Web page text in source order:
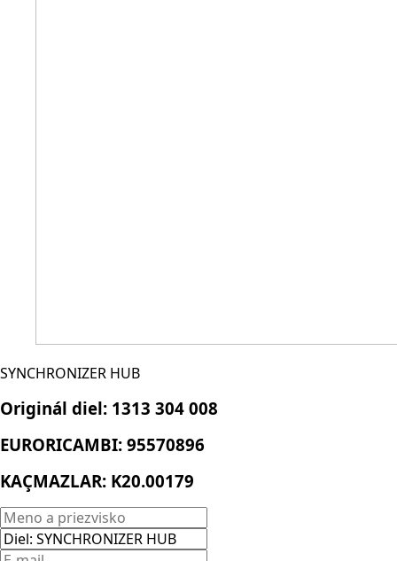
SYNCHRONIZER HUB
Originál diel: 1313 304 008
EURORICAMBI: 95570896
KAÇMAZLAR: K20.00179